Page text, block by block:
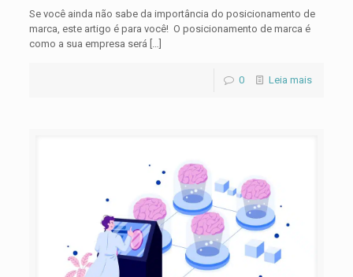
Se você ainda não sabe da importância do posicionamento de
marca, este artigo é para você! O posicionamento de marca é
como a sua empresa será […]
0 Leia mais